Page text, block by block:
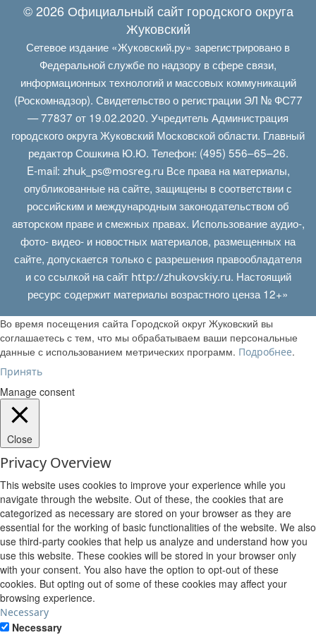
© 2026 Официальный сайт городского округа
Жуковский
Сетевое издание «Жуковский.ру» зарегистрировано в
Федеральной службе по надзору в сфере связи,
информационных технологий и массовых коммуникаций
(Роскомнадзор). Свидетельство о регистрации ЭЛ № ФС77
— 77837 от 19.02.2020. Учредитель Администрация
городского округа Жуковский Московской области. Главный
редактор Сошкина Ю.Ю. Телефон: (495) 556–65–26.
E‑mail: zhuk_ps@mosreg.ruВсе права на материалы,
опубликованные на сайте, защищены в соответствии с
российским и международным законодательством об
авторском праве и смежных правах. Использование аудио-,
фото- видео- и новостных материалов, размещенных на
сайте, допускается только с разрешения правообладателя
и со ссылкой на сайт http://zhukovskiy.ru. Настоящий
ресурс содержит материалы возрастного ценза 12+»
Во время посещения сайта Городской округ Жуковский вы
соглашаетесь с тем, что мы обрабатываем ваши персональные
данные с использованием метрических программ. Подробнее.
Принять
Manage consent
Close
Privacy Overview
This website uses cookies to improve your experience while you
navigate through the website. Out of these, the cookies that are
categorized as necessary are stored on your browser as they are
essential for the working of basic functionalities of the website. We also
use third-party cookies that help us analyze and understand how you
use this website. These cookies will be stored in your browser only
with your consent. You also have the option to opt-out of these
cookies. But opting out of some of these cookies may affect your
browsing experience.
Necessary
Necessary